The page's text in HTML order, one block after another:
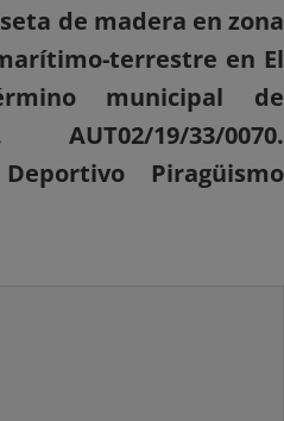
de madera en zona
terrestre en El
municipal de
19/33/0070.
Piragüismo